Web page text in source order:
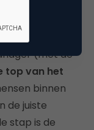
tactische
(met de
top van het
binnen
de juiste
stap is de